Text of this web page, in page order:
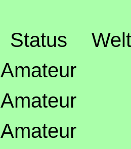
Status
Amateur
Amateur
Amateur